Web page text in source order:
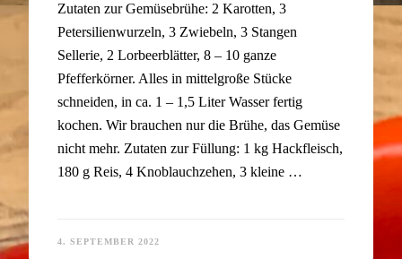
Zutaten zur Gemüsebrühe: 2 Karotten, 3
Petersilienwurzeln, 3 Zwiebeln, 3 Stangen
Sellerie, 2 Lorbeerblätter, 8 – 10 ganze
Pfefferkörner. Alles in mittelgroße Stücke
schneiden, in ca. 1 – 1,5 Liter Wasser fertig
kochen. Wir brauchen nur die Brühe, das Gemüse
nicht mehr. Zutaten zur Füllung: 1 kg Hackfleisch,
180 g Reis, 4 Knoblauchzehen, 3 kleine …
4. SEPTEMBER 2022